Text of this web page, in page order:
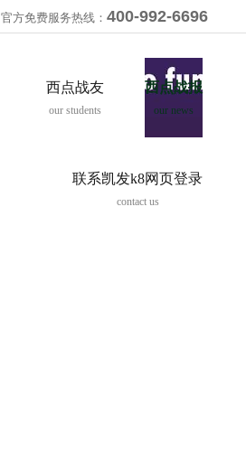
官方免费服务热线： 400-992-6696
西点战友
our students
西点战报
our news
联系凯发k8网页登录
contact us